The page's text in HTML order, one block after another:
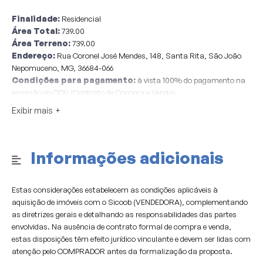
Finalidade: Residencial
Área Total:739.00
Área Terreno:739.00
Endereço: Rua Coronel José Mendes, 148, Santa Rita, São João
Nepomuceno, MG, 36684-066
Condições para pagamento: à vista 100% do pagamento na
emissão do CCV (Contrato de Compra e Venda)
Exibir mais
Informações adicionais
Estas considerações estabelecem as condições aplicáveis à
aquisição de imóveis com o Sicoob (VENDEDORA), complementando
as diretrizes gerais e detalhando as responsabilidades das partes
envolvidas. Na ausência de contrato formal de compra e venda,
estas disposições têm efeito jurídico vinculante e devem ser lidas com
atenção pelo COMPRADOR antes da formalização da proposta.